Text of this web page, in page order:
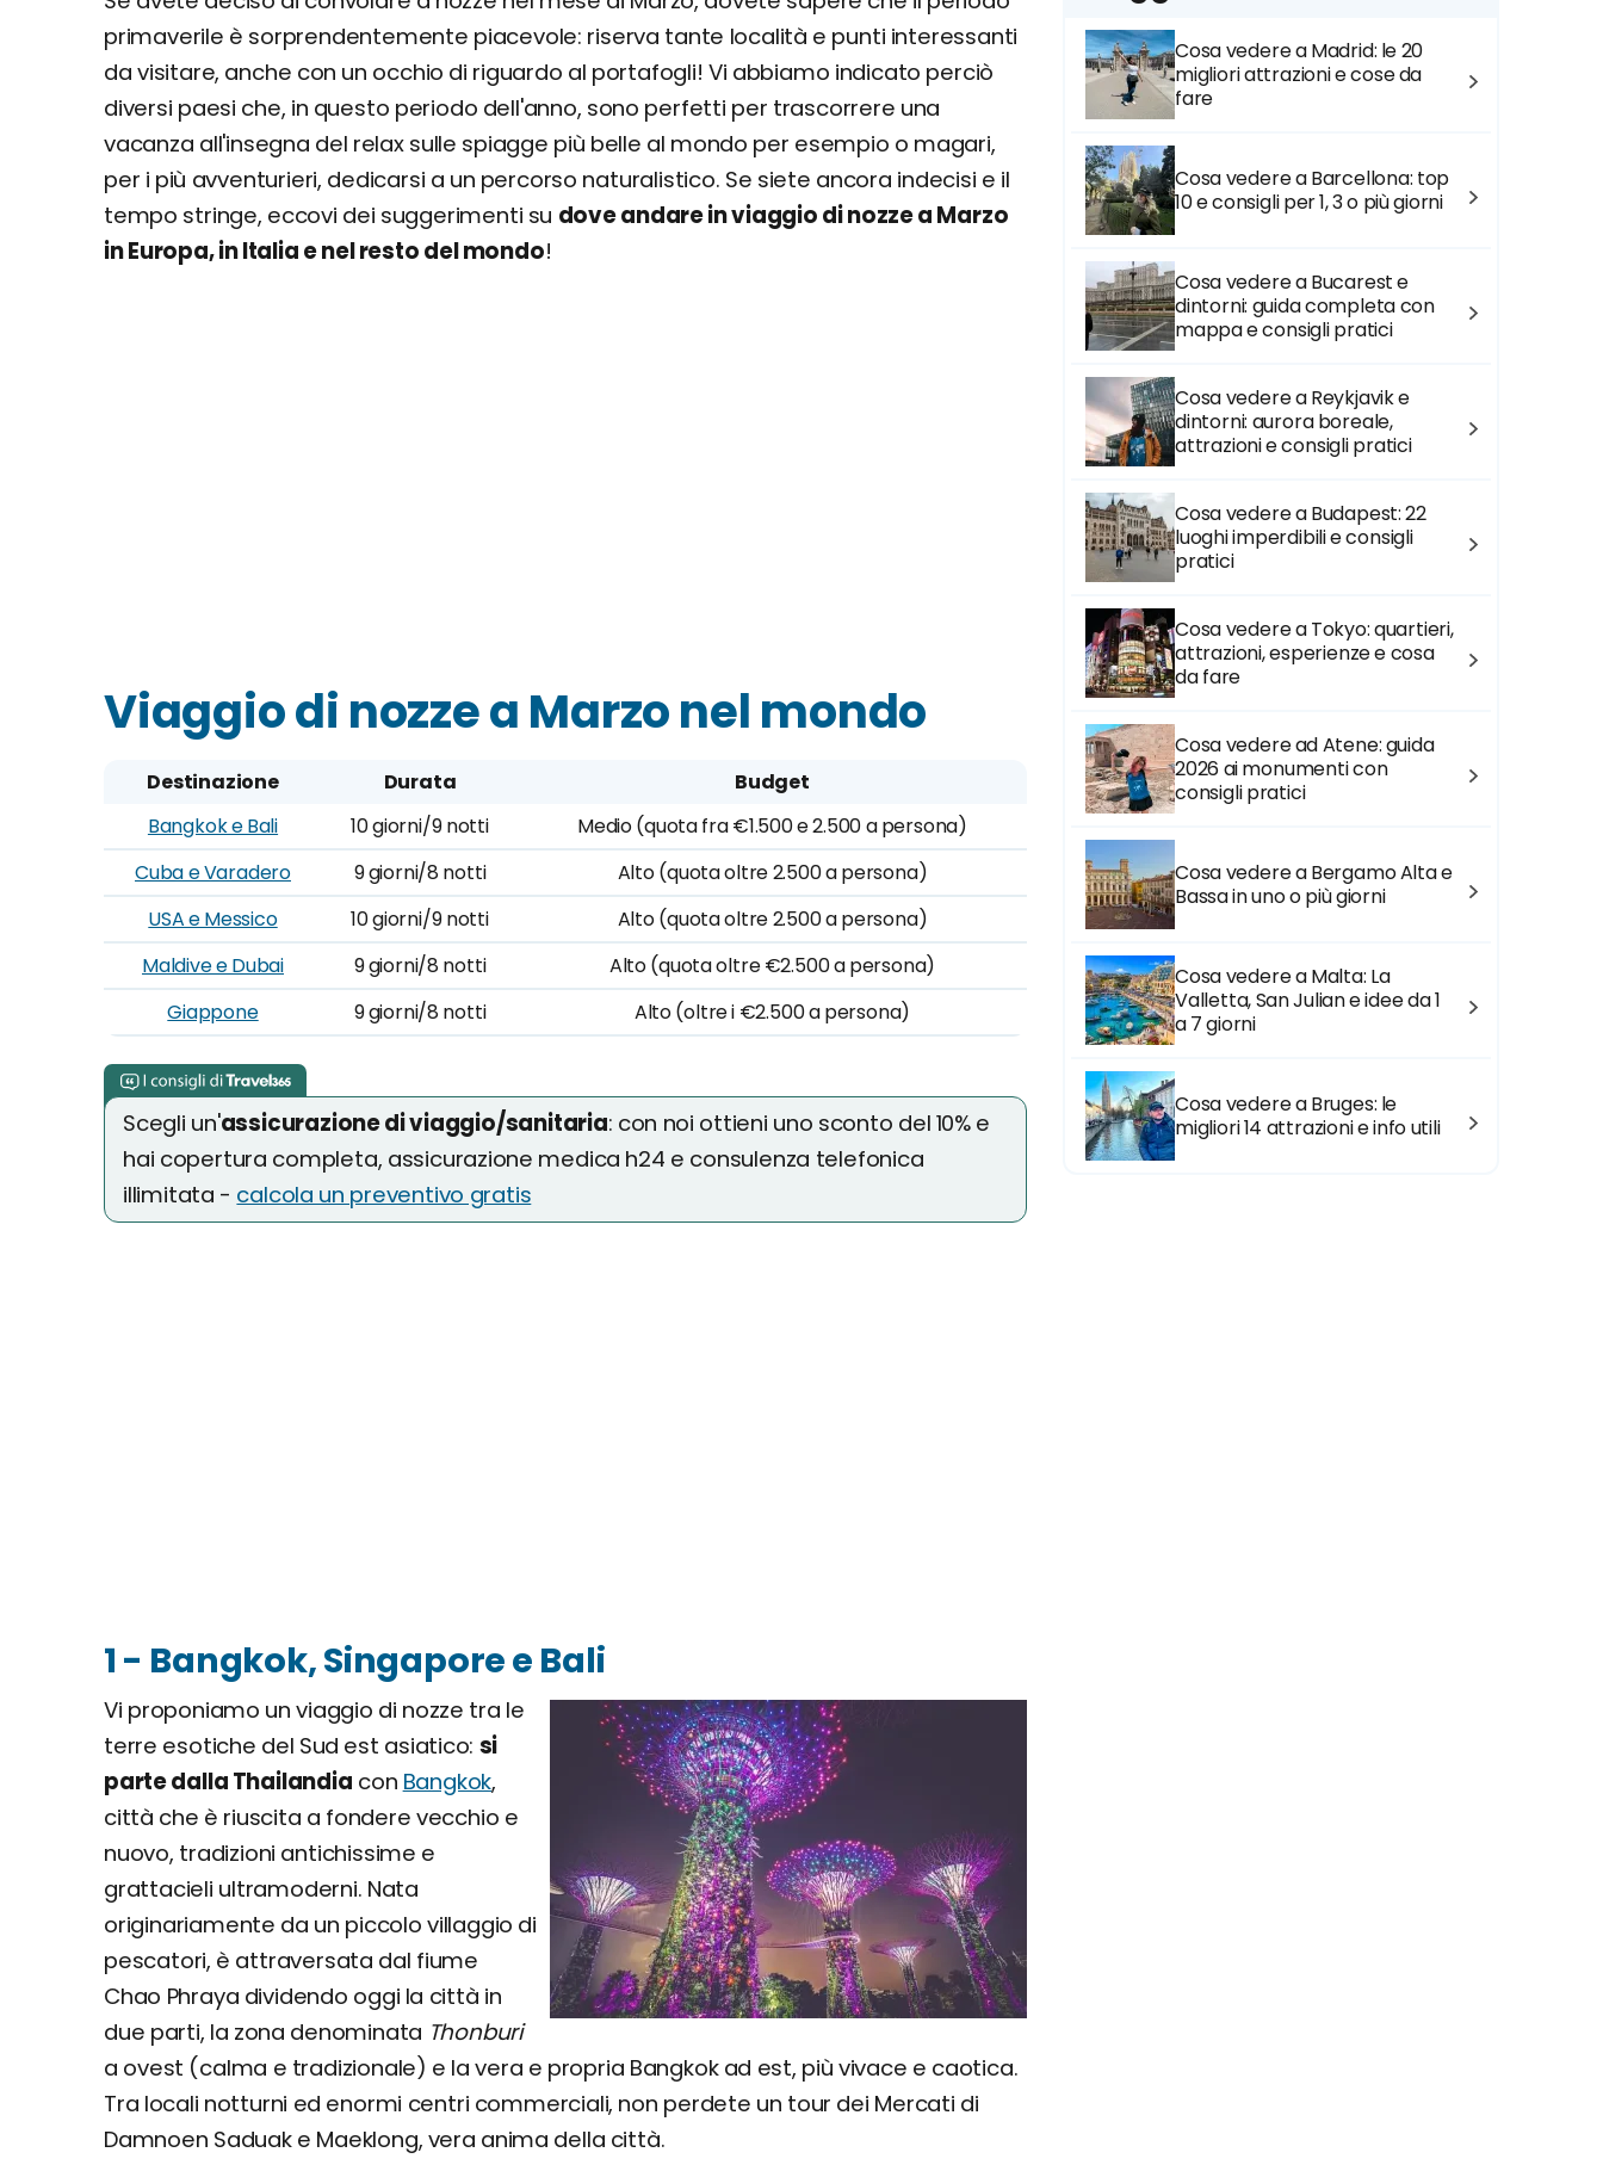
primaverile è sorprendentemente piacevole: riserva tante località e punti interessanti
da visitare, anche con un occhio di riguardo al portafogli! Vi abbiamo indicato perciò
diversi paesi che, in questo periodo dell'anno, sono perfetti per trascorrere una
vacanza all'insegna del relax sulle spiagge più belle al mondo per esempio o magari,
per i più avventurieri, dedicarsi a un percorso naturalistico. Se siete ancora indecisi e il
tempo stringe, eccovi dei suggerimenti su dove andare in viaggio di nozze a Marzo
in Europa, in Italia e nel resto del mondo!
Viaggio di nozze a Marzo nel mondo
Destinazione Durata
Budget
Bangkok e Bali
10 giorni/9 notti
Medio (quota fra €1.500 e 2.500 a persona)
Cuba e Varadero
9 giorni/8 notti
Alto (quota oltre 2.500 a persona)
USA e Messico
10 giorni/9 notti
Alto (quota oltre 2.500 a persona)
Maldive e Dubai
9 giorni/8 notti
Alto (quota oltre €2.500 a persona)
Giappone
9 giorni/8 notti Alto (oltre i €2.500 a persona)
Scegli un'assicurazione di viaggio/sanitaria: con noi ottieni uno sconto del 10% e
hai copertura completa, assicurazione medica h24 e consulenza telefonica
illimitata - calcola un preventivo gratis
1 - Bangkok, Singapore e Bali
Vi proponiamo un viaggio di nozze tra le
terre esotiche del Sud est asiatico: si
parte dalla Thailandia con Bangkok,
città che è riuscita a fondere vecchio e
nuovo, tradizioni antichissime e
grattacieli ultramoderni. Nata
originariamente da un piccolo villaggio di
pescatori, è attraversata dal fiume
Chao Phraya dividendo oggi la città in
due parti, la zona denominata Thonburi
a ovest (calma e tradizionale) e la vera e propria Bangkok ad est, più vivace e caotica.
Tra locali notturni ed enormi centri commerciali, non perdete un tour dei Mercati di
Damnoen Saduak e Maeklong, vera anima della città.
Cosa vedere a Madrid: le 20
migliori attrazioni e cose da
fare
Cosa vedere a Barcellona: top
10 e consigli per 1, 3 o più giorni
Cosa vedere a Bucarest e
dintorni: guida completa con
mappa e consigli pratici
Cosa vedere a Reykjavik e
dintorni: aurora boreale,
attrazioni e consigli pratici
Cosa vedere a Budapest: 22
luoghi imperdibili e consigli
pratici
Cosa vedere a Tokyo: quartieri,
attrazioni, esperienze e cosa
da fare
Cosa vedere ad Atene: guida
2026 ai monumenti con
consigli pratici
Cosa vedere a Bergamo Alta e
Bassa in uno o più giorni
Cosa vedere a Malta: La
Valletta, San Julian e idee da 1
a 7 giorni
Cosa vedere a Bruges: le
migliori 14 attrazioni e info utili